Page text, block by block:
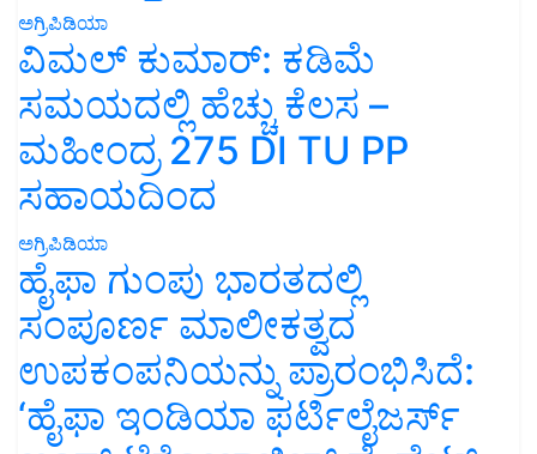
ಅಗ್ರಿಪಿಡಿಯಾ
ವಿಮಲ್ ಕುಮಾರ್: ಕಡಿಮೆ
ಸಮಯದಲ್ಲಿ ಹೆಚ್ಚು ಕೆಲಸ –
ಮಹೀಂದ್ರ 275 DI TU PP
ಸಹಾಯದಿಂದ
ಅಗ್ರಿಪಿಡಿಯಾ
ಹೈಫಾ ಗುಂಪು ಭಾರತದಲ್ಲಿ
ಸಂಪೂರ್ಣ ಮಾಲೀಕತ್ವದ
ಉಪಕಂಪನಿಯನ್ನು ಪ್ರಾರಂಭಿಸಿದೆ:
‘ಹೈಫಾ ಇಂಡಿಯಾ ಫರ್ಟಿಲೈಜರ್ಸ್